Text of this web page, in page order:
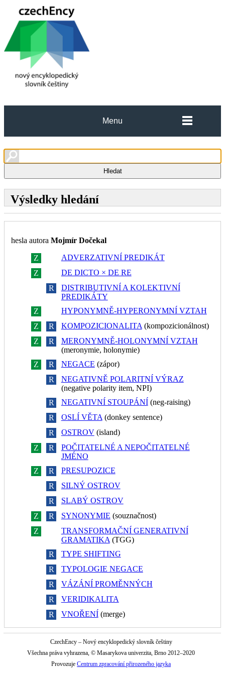
Menu
Výsledky hledání
hesla autora Mojmír Dočekal
Z
ADVERZATIVNÍ PREDIKÁT
Z
DE DICTO × DE RE
R
DISTRIBUTIVNÍ A KOLEKTIVNÍ
PREDIKÁTY
Z
HYPONYMNĚ-HYPERONYMNÍ VZTAH
Z
R KOMPOZICIONALITA (kompozicionálnost)
Z
R
MERONYMNĚ-HOLONYMNÍ VZTAH
(meronymie, holonymie)
Z
R NEGACE (zápor)
R
NEGATIVNĚ POLARITNÍ VÝRAZ
(negative polarity item, NPI)
R NEGATIVNÍ STOUPÁNÍ(neg-raising)
R OSLÍ VĚTA (donkey sentence)
R OSTROV(island)
Z
R
POČITATELNÉ A NEPOČITATELNÉ
JMÉNO
Z
R
PRESUPOZICE
R
SILNÝ OSTROV
R
SLABÝ OSTROV
Z
R SYNONYMIE (souznačnost)
Z
TRANSFORMAČNÍ GENERATIVNÍ
GRAMATIKA (TGG)
R
TYPE SHIFTING
R
TYPOLOGIE NEGACE
R
VÁZÁNÍ PROMĚNNÝCH
R
VERIDIKALITA
R VNOŘENÍ(merge)
CzechEncy – Nový encyklopedický slovník češtiny
Všechna práva vyhrazena, © Masarykova univerzita, Brno 2012–2020
ProvozujeCentrum zpracování přirozeného jazyka